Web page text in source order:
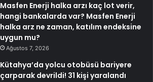
Masfen Enerji halka arzı kaç lot verir,
hangi bankalarda var? Masfen Enerji
halka arz ne zaman, katılım endeksine
uygun mu?
Ağustos 7, 2026
Kütahya’da yolcu otobüsü bariyere
çarparak devrildi! 31 kişi yaralandı